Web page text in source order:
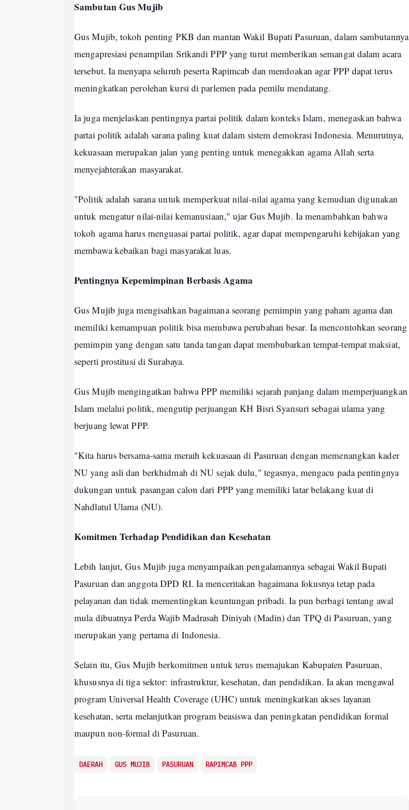
Sambutan Gus Mujib
Gus Mujib, tokoh penting PKB dan mantan Wakil Bupati Pasuruan, dalam sambutannya
mengapresiasi penampilan Srikandi PPP yang turut memberikan semangat dalam acara
tersebut. Ia menyapa seluruh peserta Rapimcab dan mendoakan agar PPP dapat terus
meningkatkan perolehan kursi di parlemen pada pemilu mendatang.
Ia juga menjelaskan pentingnya partai politik dalam konteks Islam, menegaskan bahwa
partai politik adalah sarana paling kuat dalam sistem demokrasi Indonesia. Menurutnya,
kekuasaan merupakan jalan yang penting untuk menegakkan agama Allah serta
menyejahterakan masyarakat.
"Politik adalah sarana untuk memperkuat nilai-nilai agama yang kemudian digunakan
untuk mengatur nilai-nilai kemanusiaan," ujar Gus Mujib. Ia menambahkan bahwa
tokoh agama harus menguasai partai politik, agar dapat mempengaruhi kebijakan yang
membawa kebaikan bagi masyarakat luas.
Pentingnya Kepemimpinan Berbasis Agama
Gus Mujib juga mengisahkan bagaimana seorang pemimpin yang paham agama dan
memiliki kemampuan politik bisa membawa perubahan besar. Ia mencontohkan seorang
pemimpin yang dengan satu tanda tangan dapat membubarkan tempat-tempat maksiat,
seperti prostitusi di Surabaya.
Gus Mujib mengingatkan bahwa PPP memiliki sejarah panjang dalam memperjuangkan
Islam melalui politik, mengutip perjuangan KH Bisri Syansuri sebagai ulama yang
berjuang lewat PPP.
"Kita harus bersama-sama meraih kekuasaan di Pasuruan dengan memenangkan kader
NU yang asli dan berkhidmah di NU sejak dulu," tegasnya, mengacu pada pentingnya
dukungan untuk pasangan calon dari PPP yang memiliki latar belakang kuat di
Nahdlatul Ulama (NU).
Komitmen Terhadap Pendidikan dan Kesehatan
Lebih lanjut, Gus Mujib juga menyampaikan pengalamannya sebagai Wakil Bupati
Pasuruan dan anggota DPD RI. Ia menceritakan bagaimana fokusnya tetap pada
pelayanan dan tidak mementingkan keuntungan pribadi. Ia pun berbagi tentang awal
mula dibuatnya Perda Wajib Madrasah Diniyah (Madin) dan TPQ di Pasuruan, yang
merupakan yang pertama di Indonesia.
Selain itu, Gus Mujib berkomitmen untuk terus memajukan Kabupaten Pasuruan,
khususnya di tiga sektor: infrastruktur, kesehatan, dan pendidikan. Ia akan mengawal
program Universal Health Coverage (UHC) untuk meningkatkan akses layanan
kesehatan, serta melanjutkan program beasiswa dan peningkatan pendidikan formal
maupun non-formal di Pasuruan.
DAERAH GUS MUJIB PASURUAN RAPIMCAB PPP